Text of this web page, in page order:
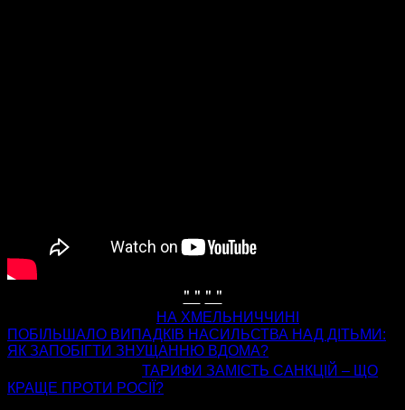
" " " "
НА ХМЕЛЬНИЧЧИНІ
ПОБІЛЬШАЛО ВИПАДКІВ НАСИЛЬСТВА НАД ДІТЬМИ:
ЯК ЗАПОБІГТИ ЗНУЩАННЮ ВДОМА?
ТАРИФИ ЗАМІСТЬ САНКЦІЙ – ЩО
КРАЩЕ ПРОТИ РОСІЇ?